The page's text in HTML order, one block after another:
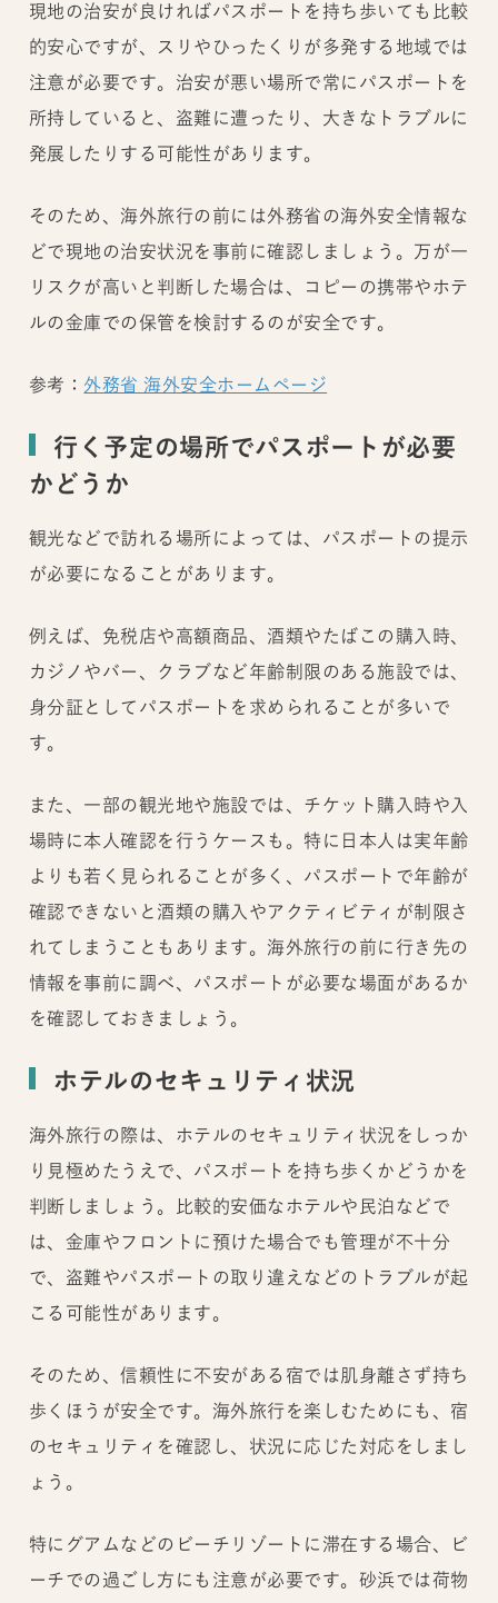
現地の治安が良ければパスポートを持ち歩いても比較
的安心ですが、スリやひったくりが多発する地域では
注意が必要です。治安が悪い場所で常にパスポートを
所持していると、盗難に遭ったり、大きなトラブルに
発展したりする可能性があります。
そのため、海外旅行の前には外務省の海外安全情報な
どで現地の治安状況を事前に確認しましょう。万が一
リスクが高いと判断した場合は、コピーの携帯やホテ
ルの金庫での保管を検討するのが安全です。
参考： 外務省 海外安全ホームページ
行く予定の場所でパスポートが必要
かどうか
観光などで訪れる場所によっては、パスポートの提示
が必要になることがあります。
例えば、免税店や高額商品、酒類やたばこの購入時、
カジノやバー、クラブなど年齢制限のある施設では、
身分証としてパスポートを求められることが多いで
す。
また、一部の観光地や施設では、チケット購入時や入
場時に本人確認を行うケースも。特に日本人は実年齢
よりも若く見られることが多く、パスポートで年齢が
確認できないと酒類の購入やアクティビティが制限さ
れてしまうこともあります。海外旅行の前に行き先の
情報を事前に調べ、パスポートが必要な場面があるか
を確認しておきましょう。
ホテルのセキュリティ状況
海外旅行の際は、ホテルのセキュリティ状況をしっか
り見極めたうえで、パスポートを持ち歩くかどうかを
判断しましょう。比較的安価なホテルや民泊などで
は、金庫やフロントに預けた場合でも管理が不十分
で、盗難やパスポートの取り違えなどのトラブルが起
こる可能性があります。
そのため、信頼性に不安がある宿では肌身離さず持ち
歩くほうが安全です。海外旅行を楽しむためにも、宿
のセキュリティを確認し、状況に応じた対応をしまし
ょう。
特にグアムなどのビーチリゾートに滞在する場合、ビ
ーチでの過ごし方にも注意が必要です。砂浜では荷物